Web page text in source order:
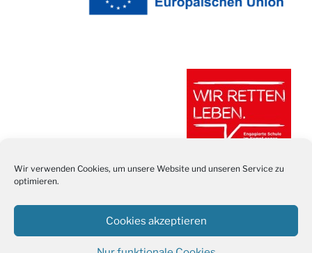
Wir verwenden Cookies, um unsere Website und unseren Service zu
optimieren.
Cookies akzeptieren